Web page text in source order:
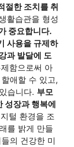
절한 조치를 취
활습관을 형성
중요합니다.
사용을 규제하
과 발달에 도
함으로써 아
애할 수 있고,
습니다. 부모
성장과 행복에
털 환경을 조
를 밝게 만들
의 건강한 미